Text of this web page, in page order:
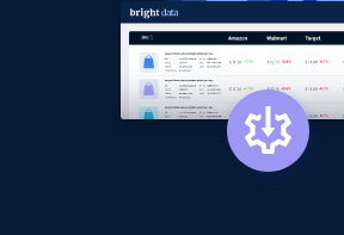
1.3K+ 176+ Jetzt
Target - Gather data on